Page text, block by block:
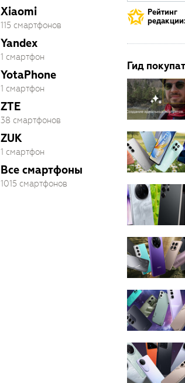
Xiaomi
115 смартфонов
Yandex
1 смартфон
YotaPhone
1 смартфон
ZTE
38 смартфонов
ZUK
1 смартфон
Все смартфоны
1015 смартфонов
Рейтинг
Гид